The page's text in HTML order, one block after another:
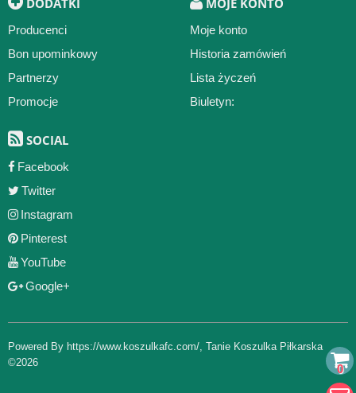
Producenci
Bon upominkowy
Partnerzy
Promocje
Moje konto
Historia zamówień
Lista życzeń
Biuletyn:
SOCIAL
Facebook
Twitter
Instagram
Pinterest
YouTube
Google+
Powered By https://www.koszulkafc.com/ Tanie Koszulka Piłkarska
©2026